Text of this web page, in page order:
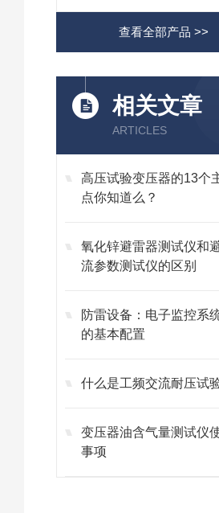
查看全部产品 >>
相关文章
ARTICLES
高压试验变压器的13个
点你知道么？
氧化锌避雷器测试仪和
流参数测试仪的区别
防雷设备：电子监控系
的基本配置
什么是工频交流耐压试
变压器油含气量测试仪
事项